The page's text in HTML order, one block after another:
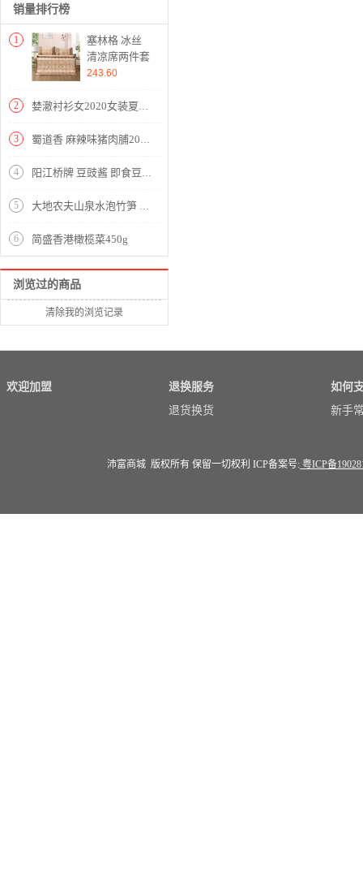
销量排行榜
1
塞林格 冰丝
清凉席两件套
(凉席1件枕套
米床)【聚酯
材料/咖啡】
243.60
2 婪澈衬衫女2020女装夏季新款韩版显瘦时尚韩版休闲中年女士大码宽松衬衣潮格子衬衫女长袖 卡其色 请拍正确尺码
3 蜀道香 麻辣味猪肉脯200g 肉干肉脯 休闲零食 辣味零食小吃 猪肉干 四川特产
4 阳江桥牌 豆豉酱 即食豆豉 下饭拌面拌饭调味 蒜蓉风味油豆豉 罐装210g
5 大地农夫山泉水泡竹笋 （袋装）310g
6 简盛香港橄榄菜450g
浏览过的商品
清除我的浏览记录
欢迎加盟
退换服务
退货换货
如何
新手
沛富商城 版权所有 保留一切权利 ICP备案号: 粤ICP备